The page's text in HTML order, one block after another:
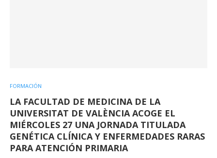
FORMACIÓN
LA FACULTAD DE MEDICINA DE LA
UNIVERSITAT DE VALÈNCIA ACOGE EL
MIÉRCOLES 27 UNA JORNADA TITULADA
GENÉTICA CLÍNICA Y ENFERMEDADES RARAS
PARA ATENCIÓN PRIMARIA